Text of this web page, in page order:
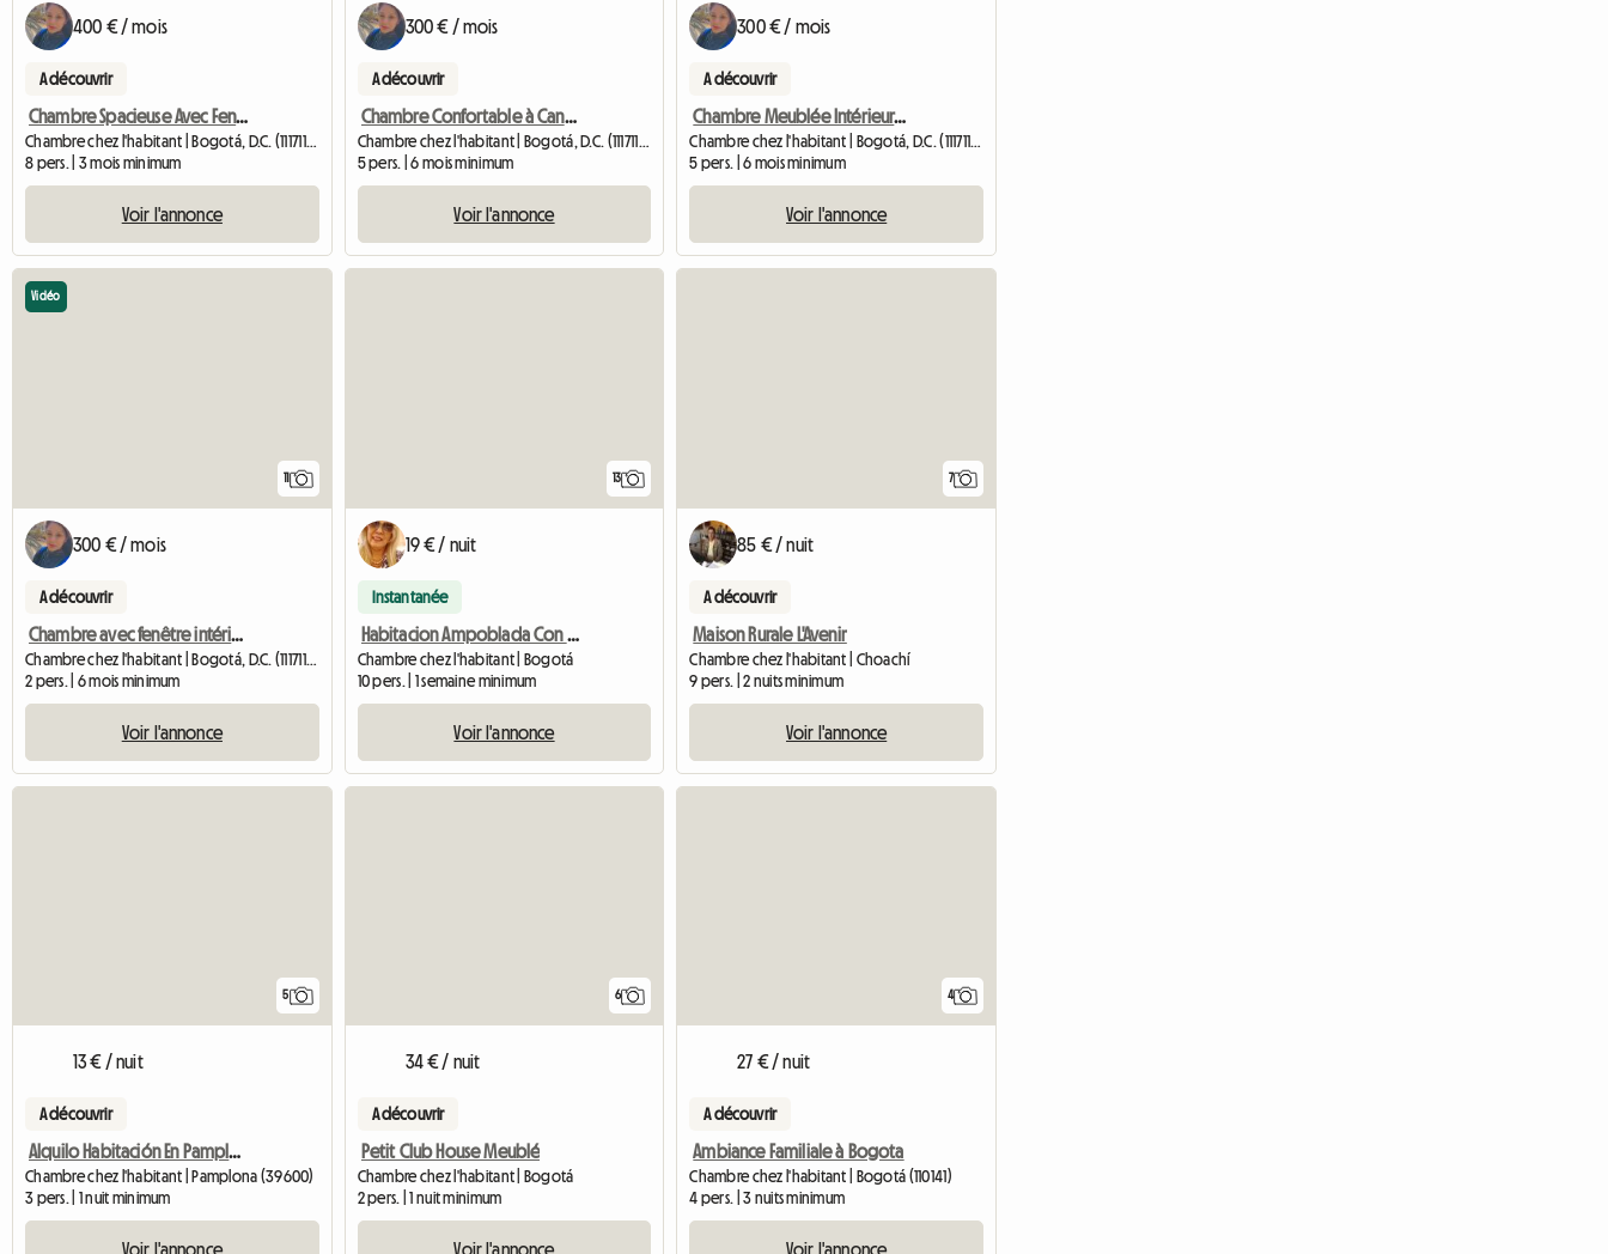
400 € / mois
A découvrir
Chambre Spacieuse Avec Fenêtre Intérieure
Chambre chez l'habitant | Bogotá, D.C. (111711) | 420 M2
8 pers. | 3 mois minimum
Voir l'annonce
300 € / mois
A découvrir
Chambre Confortable à Candelaria
Chambre chez l'habitant | Bogotá, D.C. (111711) | 15 M2
5 pers. | 6 mois minimum
Voir l'annonce
300 € / mois
A découvrir
Chambre Meublée Intérieure La Candelaria
Chambre chez l'habitant | Bogotá, D.C. (111711) | 15 M2
5 pers. | 6 mois minimum
Voir l'annonce
11
Vidéo
300 € / mois
A découvrir
Chambre avec fenêtre intérieure La Candelaria
Chambre chez l'habitant | Bogotá, D.C. (111711) | 420 M2
2 pers. | 6 mois minimum
Voir l'annonce
13
19 € / nuit
Instantanée
Habitacion Ampoblada Con BaÑo Pirvado Tv Y Wife
Chambre chez l'habitant | Bogotá
10 pers. | 1 semaine minimum
Voir l'annonce
7
85 € / nuit
A découvrir
Maison Rurale L'Avenir
Chambre chez l'habitant | Choachí
9 pers. | 2 nuits minimum
Voir l'annonce
5
13 € / nuit
A découvrir
Alquilo Habitación En Pamplona
Chambre chez l'habitant | Pamplona (39600)
3 pers. | 1 nuit minimum
Voir l'annonce
6
34 € / nuit
A découvrir
Petit Club House Meublé
Chambre chez l'habitant | Bogotá
2 pers. | 1 nuit minimum
Voir l'annonce
4
27 € / nuit
A découvrir
Ambiance Familiale à Bogota
Chambre chez l'habitant | Bogotá (110141)
4 pers. | 3 nuits minimum
Voir l'annonce